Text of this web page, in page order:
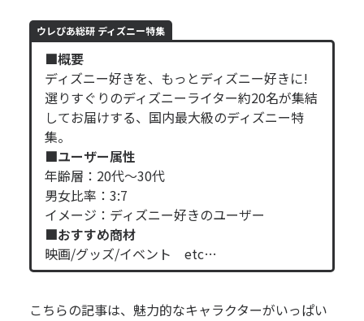
ウレぴあ総研 ディズニー特集
■概要
ディズニー好きを、もっとディズニー好きに!
選りすぐりのディズニーライター約20名が集結
してお届けする、国内最大級のディズニー特
集。
■ユーザー属性
年齢層：20代～30代
男女比率：3:7
イメージ：ディズニー好きのユーザー
■おすすめ商材
映画/グッズ/イベント etc…
こちらの記事は、魅力的なキャラクターがいっぱい